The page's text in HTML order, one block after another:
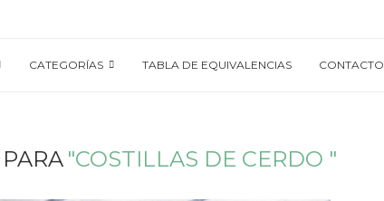
CATEGORÍAS TABLA DE EQUIVALENCIAS CONTACTO
"COSTILLAS DE CERDO "